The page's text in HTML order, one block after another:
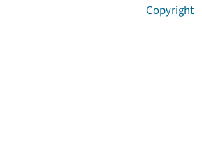
Copyright